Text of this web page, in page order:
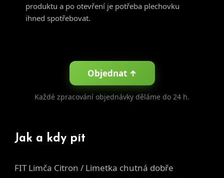
produktu a po otevření je potřeba plechovku
ihned spotřebovat.
Objednat ↑
Každé zpracování objednávky děláme do 24 h.
Jak a kdy pít
FIT Limča Citron / Limetka chutná dobře